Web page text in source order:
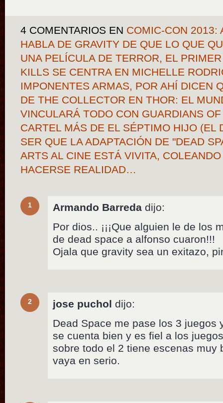
4 COMENTARIOS EN COMIC-CON 2013:
HABLA DE GRAVITY DE QUE LO QUE
UNA PELÍCULA DE TERROR, EL
KILLS SE CENTRA EN MICHELLE
IMPONENTES ARMAS, POR AHÍ DICEN
DE THE COLLECTOR EN THOR: EL
VINCULARÁ TODO CON GUARDIANS
CARTEL MÁS DE EL SÉPTIMO HIJO (EL
SER QUE LA ADAPTACIÓN DE "DEAD
ARTS AL CINE ESTÁ VIVITA,
HACERSE REALIDAD…
1 Armando Barreda dijo:
Por dios.. ¡¡¡Que alguien le de los
de dead space a alfonso cuaron!!!
Ojala que gravity sea un exitazo,
2 jose puchol dijo:
Dead Space me pase los 3 juegos
se cuenta bien y es fiel a los
sobre todo el 2 tiene escenas muy
vaya en serio.